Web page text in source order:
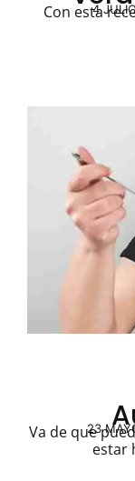
4
Con esta
23
Va de que
estar